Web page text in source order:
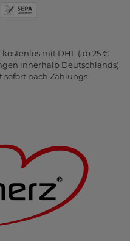
mit DHL (ab 25 €
inner­halb Deutsch­lands).
sofort nach Zahlungs­